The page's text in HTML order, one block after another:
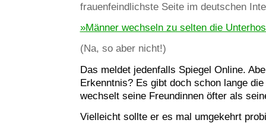
frauenfeindlichste Seite im deutschen
»Männer wechseln zu selten die
(Na, so aber nicht!)
Das meldet jedenfalls Spiegel Online.
Erkenntnis? Es gibt doch schon lange
wechselt seine Freundinnen öfter als
Vielleicht sollte er es mal umgekehrt